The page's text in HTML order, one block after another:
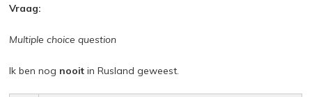
Vraag:
Multiple choice question
Ik ben nog nooit in Rusland geweest.